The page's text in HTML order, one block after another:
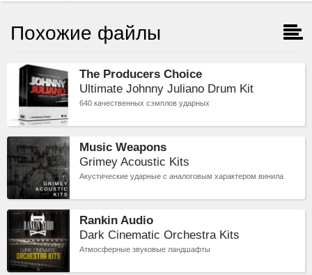
Похожие файлы
The Producers Choice
Ultimate Johnny Juliano Drum Kit
640 качественных сэмплов ударных
Music Weapons
Grimey Acoustic Kits
Акустические ударные с аналоговым характером винила
Rankin Audio
Dark Cinematic Orchestra Kits
Атмосферные звуковые ландшафты